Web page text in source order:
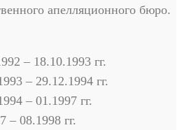
апелляционного бюро.
– 18.10.1993 гг.
– 29.12.1994 гг.
– 01.1997 гг.
– 08.1998 гг.